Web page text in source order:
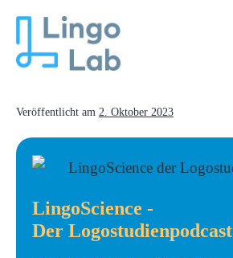
Veröffentlicht am 2. Oktober 2023
LingoScience -
Der Logostudienpodcast